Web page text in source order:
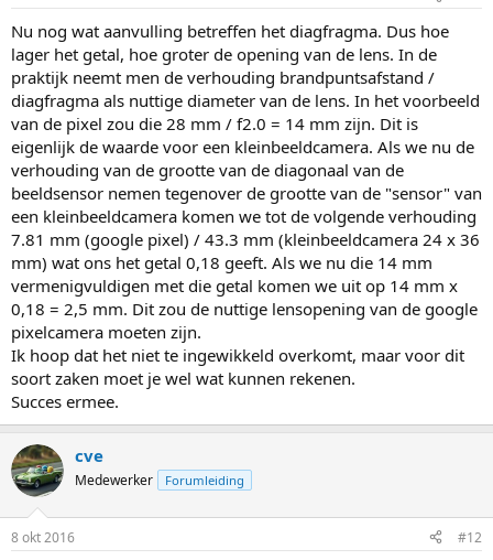
Nu nog wat aanvulling betreffen het diagfragma. Dus hoe
lager het getal, hoe groter de opening van de lens. In de
praktijk neemt men de verhouding brandpuntsafstand /
diagfragma als nuttige diameter van de lens. In het voorbeeld
van de pixel zou die 28 mm / f2.0 = 14 mm zijn. Dit is
eigenlijk de waarde voor een kleinbeeldcamera. Als we nu de
verhouding van de grootte van de diagonaal van de
beeldsensor nemen tegenover de grootte van de "sensor" van
een kleinbeeldcamera komen we tot de volgende verhouding
7.81 mm (google pixel) / 43.3 mm (kleinbeeldcamera 24 x 36
mm) wat ons het getal 0,18 geeft. Als we nu die 14 mm
vermenigvuldigen met die getal komen we uit op 14 mm x
0,18 = 2,5 mm. Dit zou de nuttige lensopening van de google
pixelcamera moeten zijn.
Ik hoop dat het niet te ingewikkeld overkomt, maar voor dit
soort zaken moet je wel wat kunnen rekenen.
Succes ermee.
cve
Medewerker Forumleiding
8 okt 2016 #12